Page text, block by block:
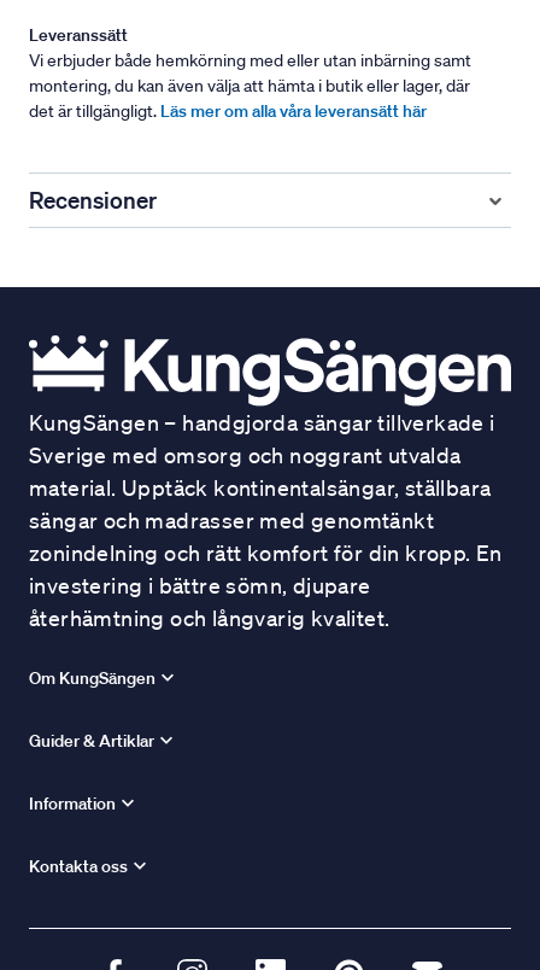
Leveranssätt
Vi erbjuder både hemkörning med eller utan inbärning samt
montering, du kan även välja att hämta i butik eller lager, där
det är tillgängligt. Läs mer om alla våra leveransätt här
Recensioner
KungSängen – handgjorda sängar tillverkade i
Sverige med omsorg och noggrant utvalda
material. Upptäck kontinentalsängar, ställbara
sängar och madrasser med genomtänkt
zonindelning och rätt komfort för din kropp. En
investering i bättre sömn, djupare
återhämtning och långvarig kvalitet.
Om KungSängen
Guider & Artiklar
Information
Kontakta oss